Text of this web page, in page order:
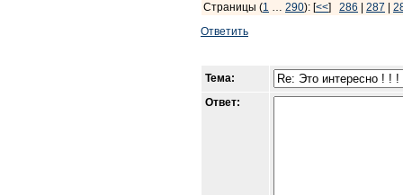
Страницы (1 … 290): [<<] 286 287
Ответить
Тема:
Ответ: